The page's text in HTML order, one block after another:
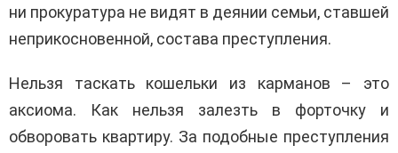
ни прокуратура не видят в деянии семьи, ставшей
неприкосновенной, состава преступления.
Нельзя таскать кошельки из карманов – это
аксиома. Как нельзя залезть в форточку и
обворовать квартиру. За подобные преступления